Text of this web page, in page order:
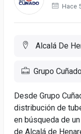
Hace
Alcalá De
Grupo
Desde Grupo
distribución de
en búsqueda de
de Alcalá de